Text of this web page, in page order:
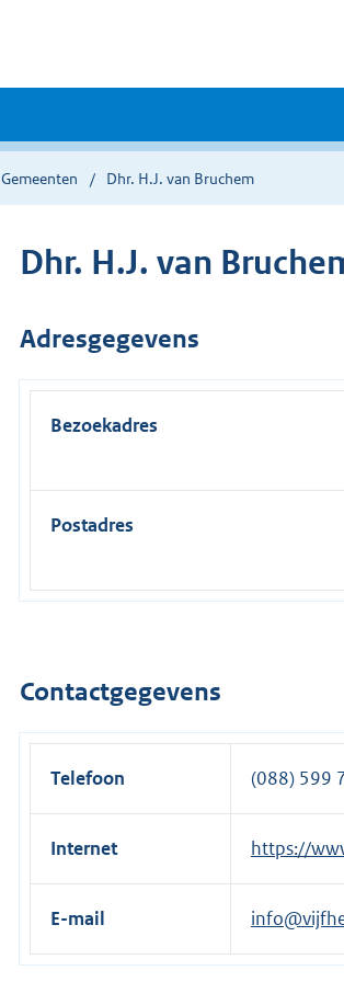
Gemeenten Dhr. H.J. van Bruchem
Dhr. H.J. van
Adresgegevens
Bezoekadres
Postadres
Contactgegevens
Telefoon (088) 599
Internet
E
x
t
r
https://
E-mail